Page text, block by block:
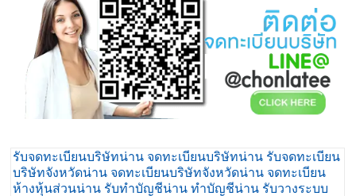
รับจดทะเบียนบริษัทน่าน จดทะเบียนบริษัทน่าน รับจดทะเบียน
บริษัทจังหวัดน่าน จดทะเบียนบริษัทจังหวัดน่าน จดทะเบียน
ห้างหุ้นส่วนน่าน รับทำบัญชีน่าน ทำบัญชีน่าน รับวางระบบ